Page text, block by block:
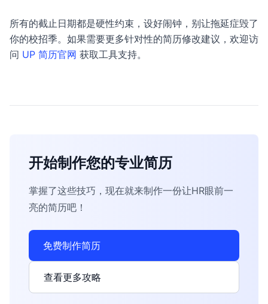
所有的截止日期都是硬性约束，设好闹钟，别让拖延症毁了
你的校招季。如果需要更多针对性的简历修改建议，欢迎访
问 UP 简历官网 获取工具支持。
开始制作您的专业简历
掌握了这些技巧，现在就来制作一份让HR眼前一
亮的简历吧！
免费制作简历
查看更多攻略